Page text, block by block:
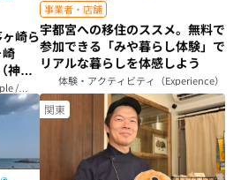
ヶ崎ら
神奈
/
事業者・店舗
宇都宮への移住のススメ。無料で
参加できる「みや暮らし体験」で
リアルな暮らしを体感しよう
体験・アクティビティ（Experience）
関東